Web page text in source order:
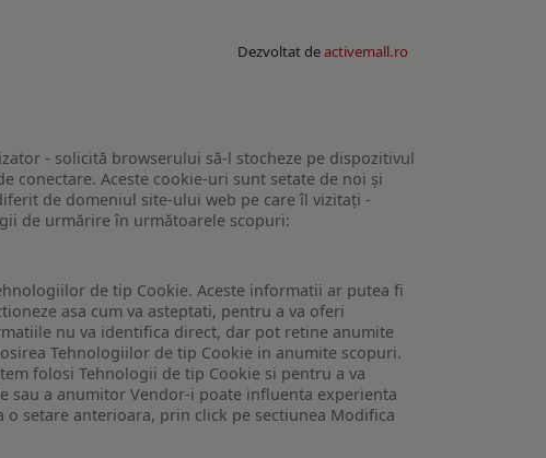
Dezvoltat deactivemall.ro
- solicită browserului să-l stocheze pe dispozitivul
conectare. Aceste cookie-uri sunt setate de noi și
de domeniul site-ului web pe care îl vizitați -
de urmărire în următoarele scopuri:
de tip Cookie. Aceste informatii ar putea fi
asa cum va asteptati, pentru a va oferi
nu va identifica direct, dar pot retine anumite
Tehnologiilor de tip Cookie in anumite scopuri.
folosi Tehnologii de tip Cookie si pentru a va
sau a anumitor Vendor-i poate influenta experienta
setare anterioara, prin click pe sectiunea Modifica